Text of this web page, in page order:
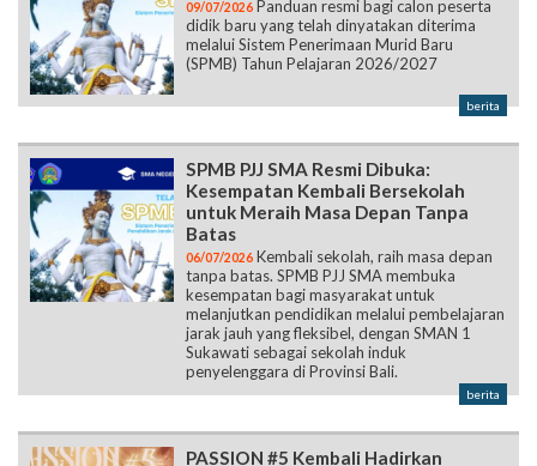
09/07/2026 Panduan resmi bagi calon peserta
didik baru yang telah dinyatakan diterima
melalui Sistem Penerimaan Murid Baru
(SPMB) Tahun Pelajaran 2026/2027
berita
SPMB PJJ SMA Resmi Dibuka:
Kesempatan Kembali Bersekolah
untuk Meraih Masa Depan Tanpa
Batas
06/07/2026 Kembali sekolah, raih masa depan
tanpa batas. SPMB PJJ SMA membuka
kesempatan bagi masyarakat untuk
melanjutkan pendidikan melalui pembelajaran
jarak jauh yang fleksibel, dengan SMAN 1
Sukawati sebagai sekolah induk
penyelenggara di Provinsi Bali.
berita
PASSION #5 Kembali Hadirkan